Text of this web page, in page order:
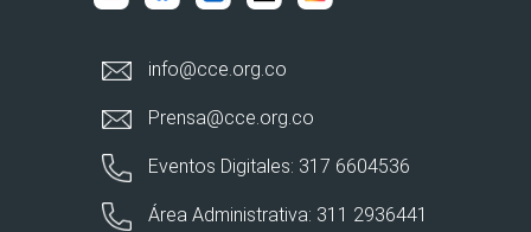
info@cce.org.co
Prensa@cce.org.co
Eventos Digitales: 317 6604536
Área Administrativa: 311 2936441